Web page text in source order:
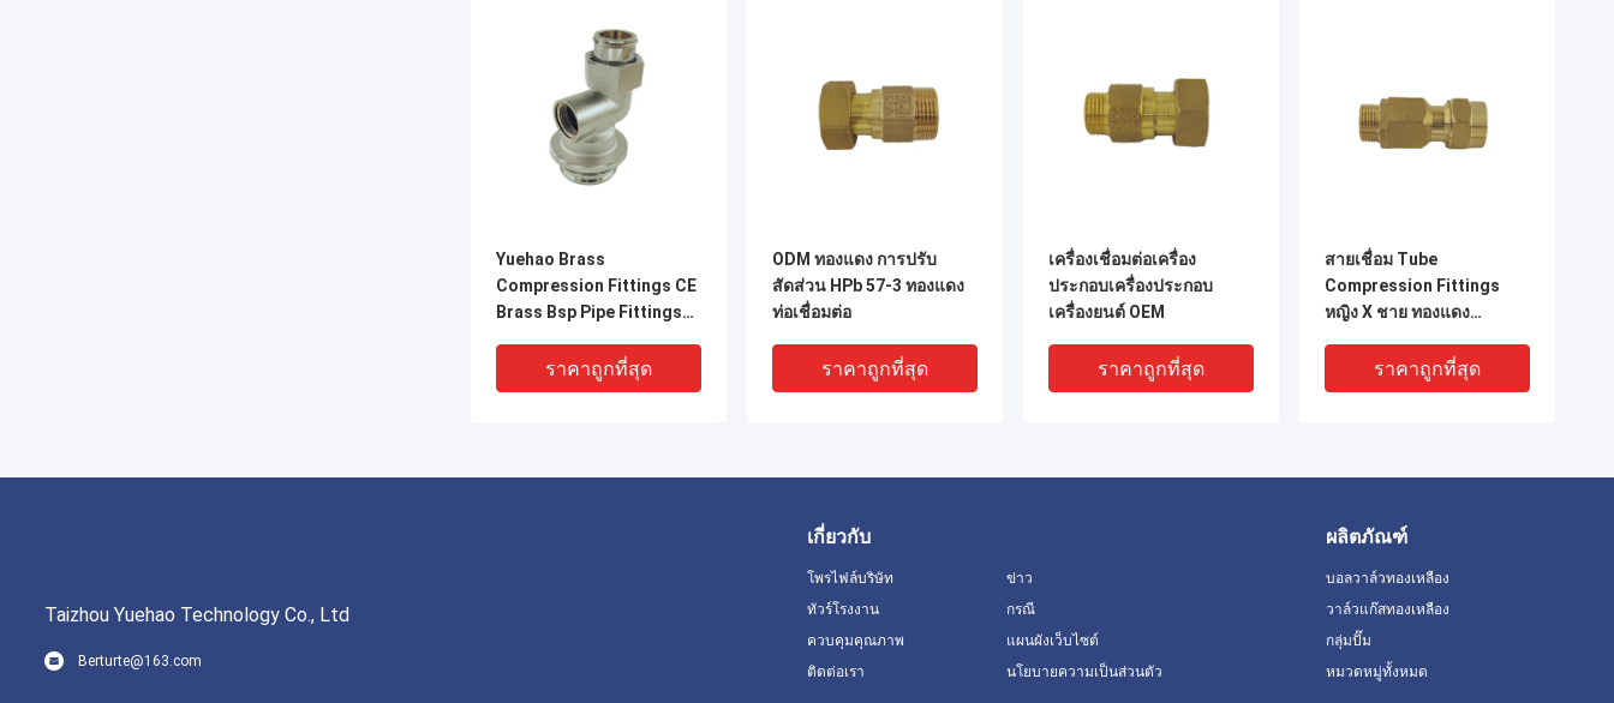
Yuehao Brass
Compression Fittings CE
Brass Bsp Pipe Fittings
ราคาถูกที่สุด
ODM ทองแดง การปรับ
สัดส่วน HPb 57-3 ทองแดง
ท่อเชื่อมต่อ
ราคาถูกที่สุด
เครื่องเชื่อมต่อเครื่อง
ประกอบเครื่องประกอบ
เครื่องยนต์ OEM
ราคาถูกที่สุด
สายเชื่อม Tube
Compression Fittings
หญิง X ชาย ทองแดง
ราคาถูกที่สุด
Taizhou Yuehao Technology Co., Ltd
Berturte@163.com
เกี่ยวกับ
โพรไฟล์บริษัท
ทัวร์โรงงาน
ควบคุมคุณภาพ
ติดต่อเรา
ข่าว
กรณี
แผนผังเว็บไซต์
นโยบายความเป็นส่วนตัว
ผลิตภัณฑ์
บอลวาล์วทองเหลือง
วาล์วแก๊สทองเหลือง
กลุ่มปั๊ม
หมวดหมู่ทั้งหมด